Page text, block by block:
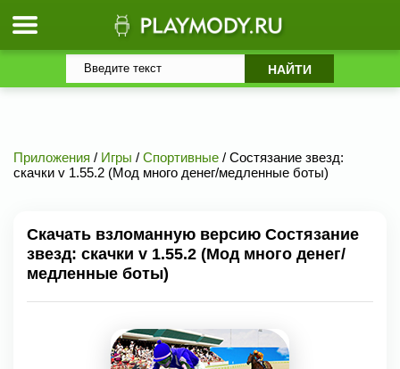
Приложения / Игры / Спортивные / Состязание звезд:
скачки v 1.55.2 (Мод много денег/медленные боты)
Скачать взломанную версию Состязание
звезд: скачки v 1.55.2 (Мод много денег/
медленные боты)